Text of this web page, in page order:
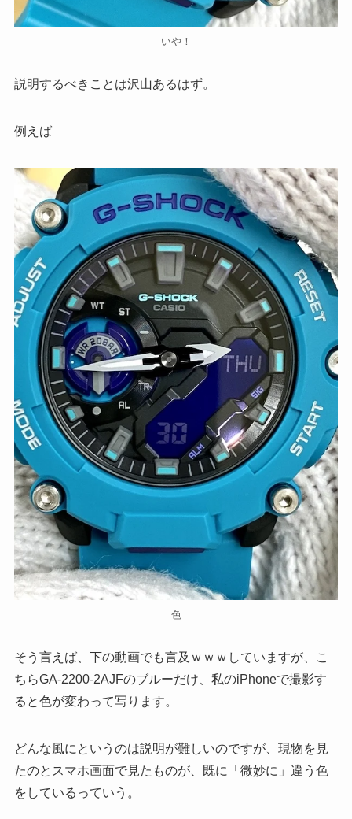
いや！
説明するべきことは沢山あるはず。
例えば
色
そう言えば、下の動画でも言及ｗｗｗしていますが、こ
ちらGA-2200-2AJFのブルーだけ、私のiPhoneで撮影す
ると色が変わって写ります。
どんな風にというのは説明が難しいのですが、現物を見
たのとスマホ画面で見たものが、既に「微妙に」違う色
をしているっていう。